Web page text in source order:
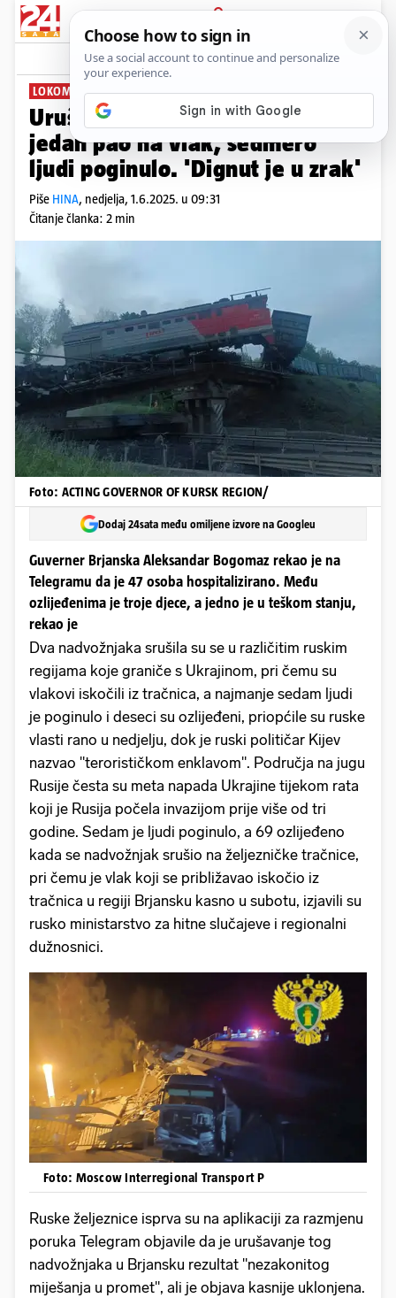
PRIJAVA
News Komentari
LOKOMOTIVA SE ZAPALILA
Urušila se dva mosta u Rusiji,
jedan pao na vlak, sedmero
ljudi poginulo. 'Dignut je u zrak'
Piše HINA, nedjelja, 1.6.2025. u 09:31
Čitanje članka: 2 min
Foto: ACTING GOVERNOR OF KURSK REGION/
Dodaj 24sata među omiljene izvore na Googleu
Guverner Brjanska Aleksandar Bogomaz rekao je na
Telegramu da je 47 osoba hospitalizirano. Među
ozlijeđenima je troje djece, a jedno je u teškom stanju,
rekao je
Dva nadvožnjaka srušila su se u različitim ruskim
regijama koje graniče s Ukrajinom, pri čemu su
vlakovi iskočili iz tračnica, a najmanje sedam ljudi
je poginulo i deseci su ozlijeđeni, priopćile su ruske
vlasti rano u nedjelju, dok je ruski političar Kijev
nazvao "terorističkom enklavom". Područja na jugu
Rusije česta su meta napada Ukrajine tijekom rata
koji je Rusija počela invazijom prije više od tri
godine. Sedam je ljudi poginulo, a 69 ozlijeđeno
kada se nadvožnjak srušio na željezničke tračnice,
pri čemu je vlak koji se približavao iskočio iz
tračnica u regiji Brjansku kasno u subotu, izjavili su
rusko ministarstvo za hitne slučajeve i regionalni
dužnosnici.
Foto: Moscow Interregional Transport P
Ruske željeznice isprva su na aplikaciji za razmjenu
poruka Telegram objavile da je urušavanje tog
nadvožnjaka u Brjansku rezultat "nezakonitog
miješanja u promet", ali je objava kasnije uklonjena.